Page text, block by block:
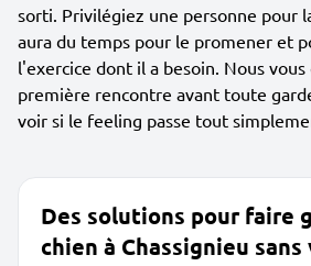
sorti. Privilégiez une personne pour
aura du temps pour le promener et
l'exercice dont il a besoin. Nous vous
première rencontre avant toute
voir si le feeling passe tout
Des solutions pour faire
chien à Chassignieu